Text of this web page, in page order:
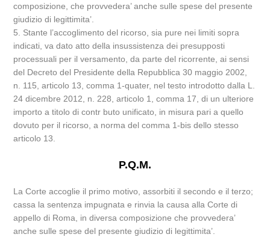
composizione, che provvedera’ anche sulle spese del presente
giudizio di legittimita’.
5. Stante l’accoglimento del ricorso, sia pure nei limiti sopra
indicati, va dato atto della insussistenza dei presupposti
processuali per il versamento, da parte del ricorrente, ai sensi
del Decreto del Presidente della Repubblica 30 maggio 2002,
n. 115, articolo 13, comma 1-quater, nel testo introdotto dalla L.
24 dicembre 2012, n. 228, articolo 1, comma 17, di un ulteriore
importo a titolo di contr buto unificato, in misura pari a quello
dovuto per il ricorso, a norma del comma 1-bis dello stesso
articolo 13.
P.Q.M.
La Corte accoglie il primo motivo, assorbiti il secondo e il terzo;
cassa la sentenza impugnata e rinvia la causa alla Corte di
appello di Roma, in diversa composizione che provvedera’
anche sulle spese del presente giudizio di legittimita’.